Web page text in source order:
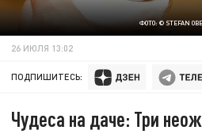
ФОТО: © STEFAN
26 ИЮЛЯ 13:02
ПОДПИШИТЕСЬ:
Чудеса на даче: Три